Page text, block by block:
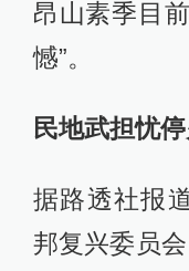
昂山素季目
憾”。
民地武担忧
据路透社报
邦复兴委员